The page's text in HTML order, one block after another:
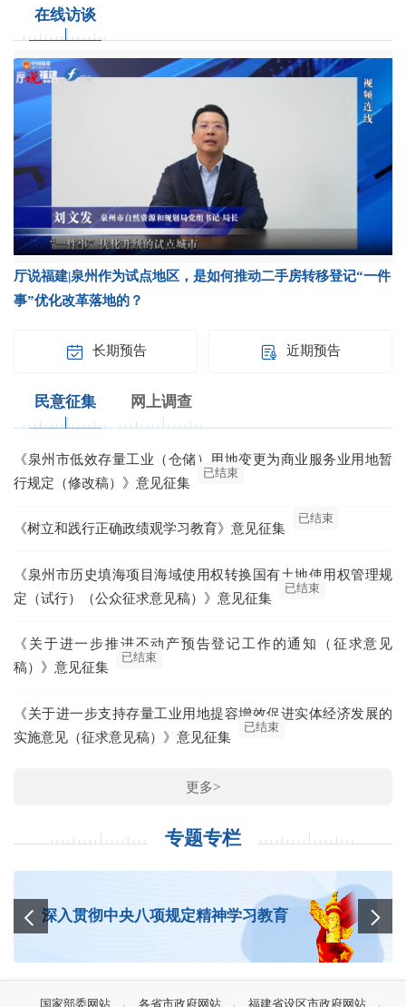
在线访谈
厅说福建|泉州作为试点地区，是如何推动二手房转移登记“一件
事”优化改革落地的？
长期预告 近期预告
民意征集 网上调查
《泉州市低效存量工业（仓储）用地变更为商业服务业用地暂
行规定（修改稿）》意见征集
已结束
《树立和践行正确政绩观学习教育》意见征集
已结束
《泉州市历史填海项目海域使用权转换国有土地使用权管理规
定（试行）（公众征求意见稿）》意见征集
已结束
《关于进一步推进不动产预告登记工作的通知（征求意见
稿）》意见征集
已结束
《关于进一步支持存量工业用地提容增效促进实体经济发展的
实施意见（征求意见稿）》意见征集
已结束
更多>
专题专栏
深入贯彻中央八项规定精神学习教育
国家部委网站 各省市政府网站 福建省设区市政府网站